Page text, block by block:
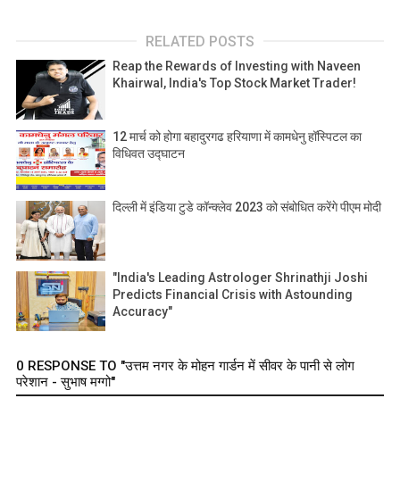
RELATED POSTS
Reap the Rewards of Investing with Naveen
Khairwal, India's Top Stock Market Trader!
12 मार्च को होगा बहादुरगढ हरियाणा में कामधेनु हॉस्पिटल का
विधिवत उद्घाटन
दिल्ली में इंडिया टुडे कॉन्क्लेव 2023 को संबोधित करेंगे पीएम मोदी
"India's Leading Astrologer Shrinathji Joshi
Predicts Financial Crisis with Astounding
Accuracy"
0 RESPONSE TO "उत्तम नगर के मोहन गार्डन में सीवर के पानी से लोग
परेशान - सुभाष मग्गो"